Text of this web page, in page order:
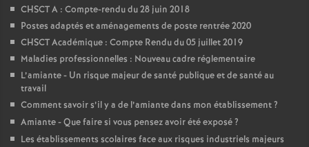
CHSCT A : Compte-rendu du 28 juin 2018
Postes adaptés et aménagements de poste rentrée 2020
CHSCT Académique : Compte Rendu du 05 juillet 2019
Maladies professionnelles : Nouveau cadre réglementaire
L’amiante - Un risque majeur de santé publique et de santé au
travail
Comment savoir s’il y a de l’amiante dans mon établissement?
Amiante - Que faire si vous pensez avoir été exposé?
Les établissements scolaires face aux risques industriels majeurs